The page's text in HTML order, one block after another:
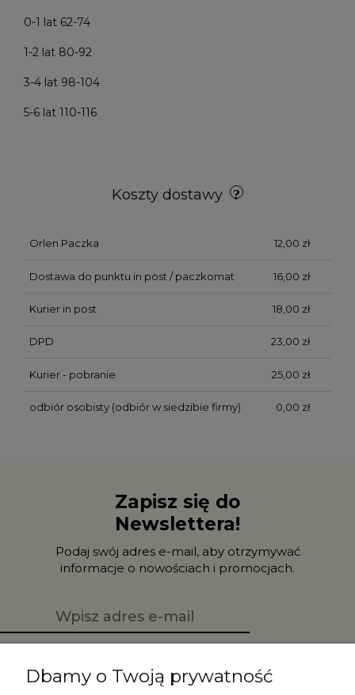
0-1 lat 62-74
1-2 lat 80-92
3-4 lat 98-104
5-6 lat 110-116
Koszty dostawy
Orlen Paczka 12,00 zł
Dostawa do punktu in post / paczkomat 16,00 zł
Kurier in post 18,00 zł
DPD 23,00 zł
Kurier - pobranie 25,00 zł
odbiór osobisty(odbiór w siedzibie firmy) 0,00 zł
Zapisz się do
Newslettera!
Podaj swój adres e-mail, aby otrzymywać
informacje o nowościach i promocjach.
Dbamy o Twoją prywatność